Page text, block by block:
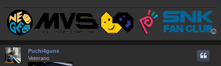
r
Puchi4guns
Veterano